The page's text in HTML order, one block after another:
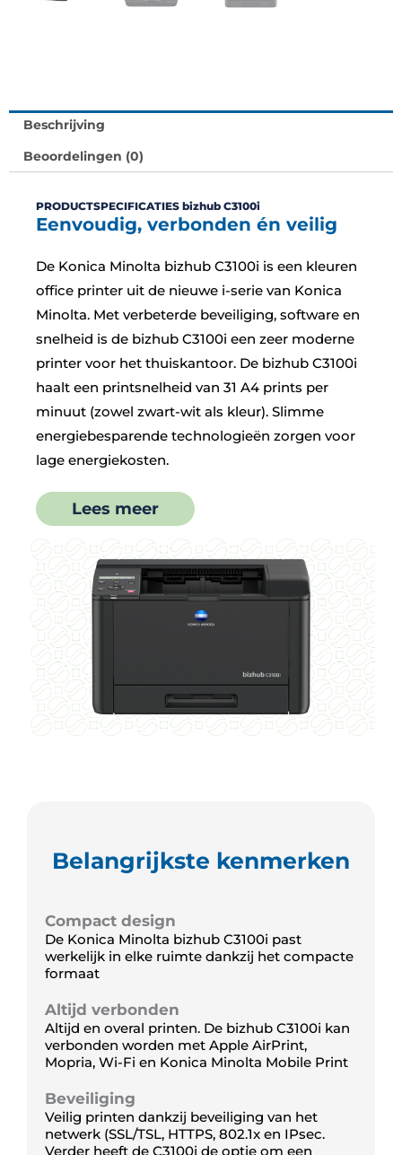
Beschrijving
Beoordelingen (0)
PRODUCTSPECIFICATIES bizhub C3100i
Eenvoudig, verbonden én veilig
De Konica Minolta bizhub C3100i is een kleuren
office printer uit de nieuwe i-serie van Konica
Minolta. Met verbeterde beveiliging, software en
snelheid is de bizhub C3100i een zeer moderne
printer voor het thuiskantoor. De bizhub C3100i
haalt een printsnelheid van 31 A4 prints per
minuut (zowel zwart-wit als kleur). Slimme
energiebesparende technologieën zorgen voor
lage energiekosten.
Lees meer
Belangrijkste kenmerken
Compact design
De Konica Minolta bizhub C3100i past
werkelijk in elke ruimte dankzij het compacte
formaat
Altijd verbonden
Altijd en overal printen. De bizhub C3100i kan
verbonden worden met Apple AirPrint,
Mopria, Wi-Fi en Konica Minolta Mobile Print
Beveiliging
Veilig printen dankzij beveiliging van het
netwerk (SSL/TSL, HTTPS, 802.1x en IPsec.
Verder heeft de C3100i de optie om een